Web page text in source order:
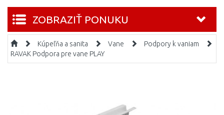
ZOBRAZIŤ PONUKU
Kúpeľňa a sanita Vane
Podpory k vaniam
RAVAK Podpora pre vane PLAY